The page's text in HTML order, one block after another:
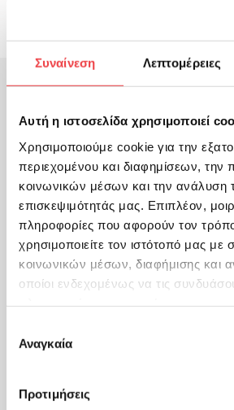
Συναίνεση Λεπτομέρειες
Αυτή η ιστοσελίδα χρησιμοποιεί
Χρησιμοποιούμε cookie για την
περιεχομένου και διαφημίσεων, την
κοινωνικών μέσων και την ανάλυση
επισκεψιμότητάς μας. Επιπλέον,
πληροφορίες που αφορούν τον
χρησιμοποιείτε τον ιστότοπό μας με
κοινωνικών μέσων, διαφήμισης και
οποίοι ενδεχομένως να τις
των υπηρεσιών τους.
συγκατάθεσης
Αναγκαία
Προτιμήσεις
Κλείσε Μάθημα
Γιολάντα
Συμπλήρωσε τη φόρμα και θα
Όνομα
Επώνυμο